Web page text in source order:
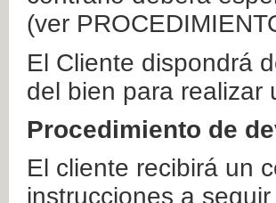
(ver
El Cliente dispondrá
del bien para realizar
Procedimiento de
El cliente recibirá un
instrucciones a